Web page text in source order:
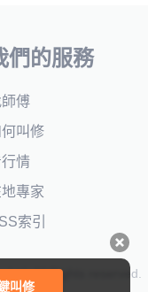
叫修
們的服務
傅
叫修
情
專家
索引
Ltd. All Rights reserved.